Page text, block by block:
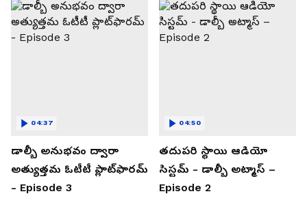
తెలుసుకోండి..!
డాల్బీ అనుభవం ద్వారా
అత్యుత్తమ ఓటీటీ ప్లాట్‌ఫారమ్
- Episode 3
04:37
తదుపరి స్థాయి ఆడియో
సిస్టమ్ - డాల్బీ అట్మాస్ –
Episode 2
04:50